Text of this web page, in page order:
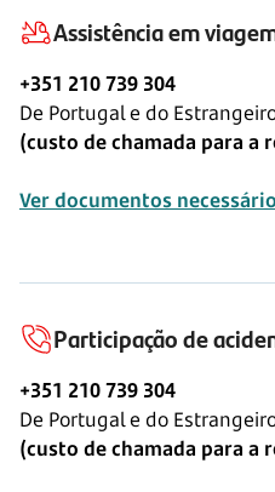
Assistência em
+351 210 739 304
De Portugal e do
(custo de chamada para a
Ver documentos
Participação de
+351 210 739 304
De Portugal e do
(custo de chamada para a